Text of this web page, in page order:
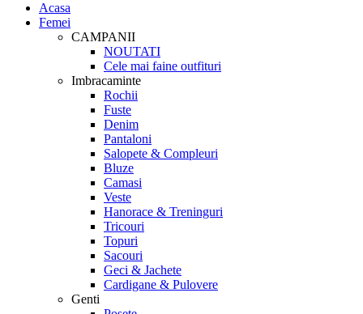
Acasa
Femei
CAMPANII
NOUTATI
Cele mai faine outfituri
Imbracaminte
Rochii
Fuste
Denim
Pantaloni
Salopete & Compleuri
Bluze
Camasi
Veste
Hanorace & Treninguri
Tricouri
Topuri
Sacouri
Geci & Jachete
Cardigane & Pulovere
Genti